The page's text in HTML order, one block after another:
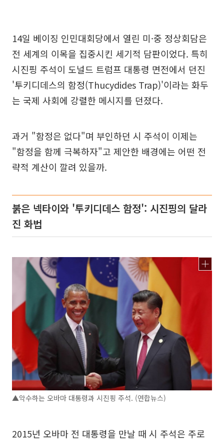
14일 베이징 인민대회당에서 열린 미·중 정상회담은
전 세계의 이목을 집중시킨 세기적 담판이었다. 특히
시진핑 주석이 도널드 트럼프 대통령 면전에서 던진
'투키디데스의 함정(Thucydides Trap)'이라는 화두
는 국제 사회에 강렬한 메시지를 던졌다.
과거 "함정은 없다"며 부인하던 시 주석이 이제는
"함정을 함께 극복하자"고 제안한 배경에는 어떤 전
략적 계산이 깔려 있을까.
붉은 넥타이와 '투키디데스 함정': 시진핑의 달라
진 화법
▲악수하는 오바마 대통령과 시진핑 주석. (연합뉴스)
2015년 오바마 전 대통령을 만날 때 시 주석은 주로